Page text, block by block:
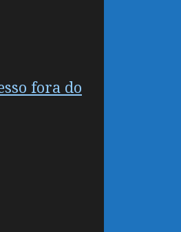
fora do